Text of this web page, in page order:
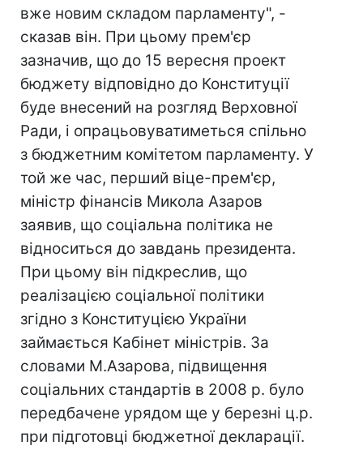
вже новим складом парламенту", -
сказав він. При цьому прем'єр
зазначив, що до 15 вересня проект
бюджету відповідно до Конституції
буде внесений на розгляд Верховної
Ради, і опрацьовуватиметься спільно
з бюджетним комітетом парламенту. У
той же час, перший віце-прем'єр,
міністр фінансів Микола Азаров
заявив, що соціальна політика не
відноситься до завдань президента.
При цьому він підкреслив, що
реалізацією соціальної політики
згідно з Конституцією України
займається Кабінет міністрів. За
словами М.Азарова, підвищення
соціальних стандартів в 2008 р. було
передбачене урядом ще у березні ц.р.
при підготовці бюджетної декларації.